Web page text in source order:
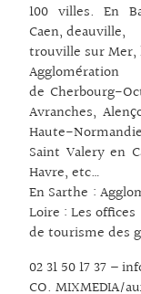
100 villes. En
Caen, deauville,
trouville sur Mer,
Agglomération
de Cherbourg-
Avranches,
Haute-
Saint Valery en
Havre, etc…
En Sarthe :
Loire : Les offices
de tourisme des
02 31 50 17 37 –
CO. MIXMEDIA/